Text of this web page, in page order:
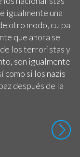
igualmente una
otro modo, culpa
que ahora se
de los terroristas y
son igualmente
como si los nazis
después de la